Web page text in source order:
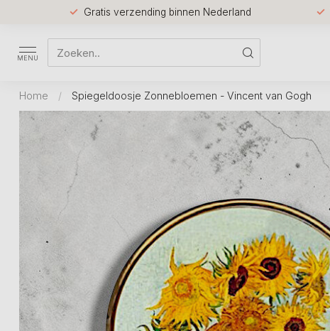
Gratis verzending binnen Nederland
MENU
Home / Spiegeldoosje Zonnebloemen - Vincent van Gogh